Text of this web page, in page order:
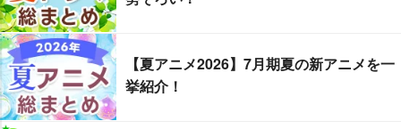
【夏アニメ2026】7月期夏の新アニメを一
挙紹介！